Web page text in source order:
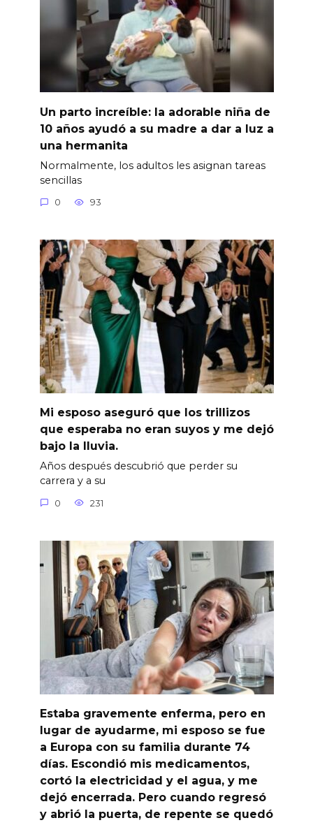
Un parto increíble: la adorable niña de
10 años ayudó a su madre a dar a luz a
una hermanita
Normalmente, los adultos les asignan tareas
sencillas
0 93
Mi esposo aseguró que los trillizos
que esperaba no eran suyos y me dejó
bajo la lluvia.
Años después descubrió que perder su
carrera y a su
0 231
Estaba gravemente enferma, pero en
lugar de ayudarme, mi esposo se fue
a Europa con su familia durante 74
días. Escondió mis medicamentos,
cortó la electricidad y el agua, y me
dejó encerrada. Pero cuando regresó
y abrió la puerta, de repente se quedó